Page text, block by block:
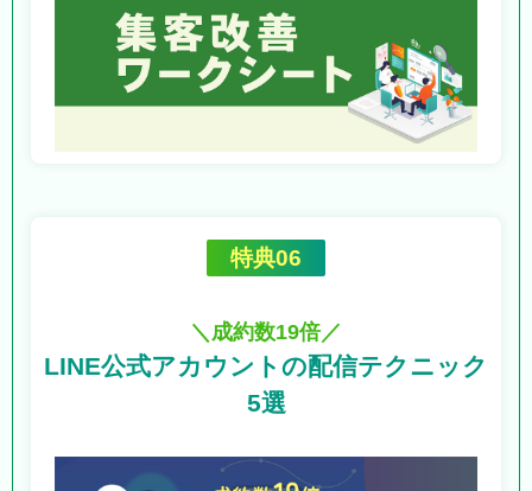
特典06
＼成約数19倍／
LINE公式アカウントの配信テクニック
5選